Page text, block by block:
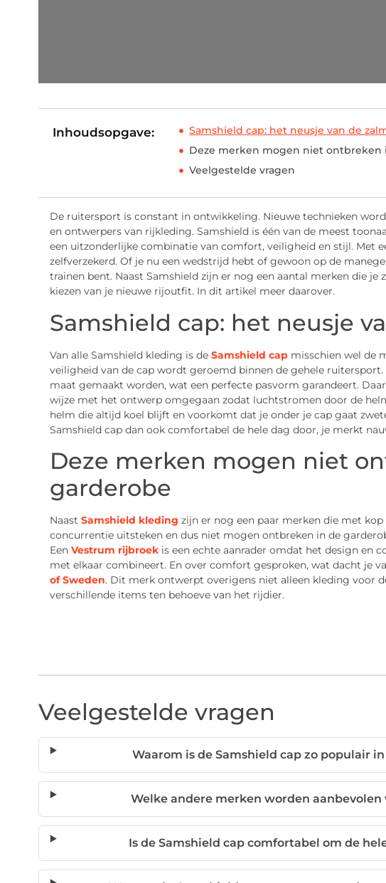
Inhoudsopgave:
Samshield cap: het neusje van de
Deze merken mogen niet ontbreken
Veelgestelde vragen
De ruitersport is constant in ontwikkeling. Nieuwe technieken
en ontwerpers van rijkleding. Samshield is één van de meest
een uitzonderlijke combinatie van comfort, veiligheid en stijl. Met
zelfverzekerd. Of je nu een wedstrijd hebt of gewoon op de
trainen bent. Naast Samshield zijn er nog een aantal merken die je
kiezen van je nieuwe rijoutfit. In dit artikel meer daarover.
Samshield cap: het neusje
Van alle Samshield kleding is de Samshield capmisschien wel de
veiligheid van de cap wordt geroemd binnen de gehele
maat gemaakt worden, wat een perfecte pasvorm garandeert.
wijze met het ontwerp omgegaan zodat luchtstromen door de
helm die altijd koel blijft en voorkomt dat je onder je cap gaat
Samshield cap dan ook comfortabel de hele dag door, je merkt
Deze merken mogen niet
garderobe
Naast Samshield kleding zijn er nog een paar merken die met kop
concurrentie uitsteken en dus niet mogen ontbreken in de
Een Vestrum rijbroekis een echte aanrader omdat het design en
met elkaar combineert. En over comfort gesproken, wat dacht je
of Sweden. Dit merk ontwerpt overigens niet alleen kleding voor
verschillende items ten behoeve van het rijdier.
Veelgestelde vragen
Waarom is de Samshield cap zo populair
Welke andere merken worden
Is de Samshield cap comfortabel om de